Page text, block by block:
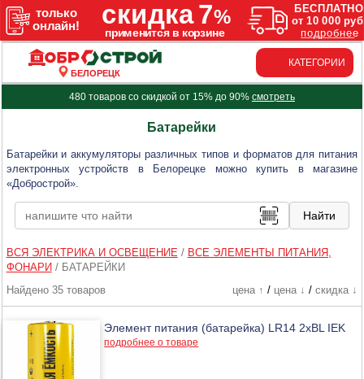
БЕЛОРЕЦК
КАТЕГОРИИ
480 товаров со скидкой от 15% до 90% смотреть
Батарейки
Батарейки и аккумуляторы различных типов и форматов для питания
электронных устройств в Белорецке можно купить в магазине
«Добрострой».
ВСЯ ЭЛЕКТРИКА И ОСВЕЩЕНИЕ / ВСЕ ЭЛЕМЕНТЫ ПИТАНИЯ,
ФОНАРИ / БАТАРЕЙКИ
Найдено 35 товаров
цена ↑ / цена ↓ / скидка ↓
Элемент питания (батарейка) LR14 2хBL IEK
подробнее о товаре